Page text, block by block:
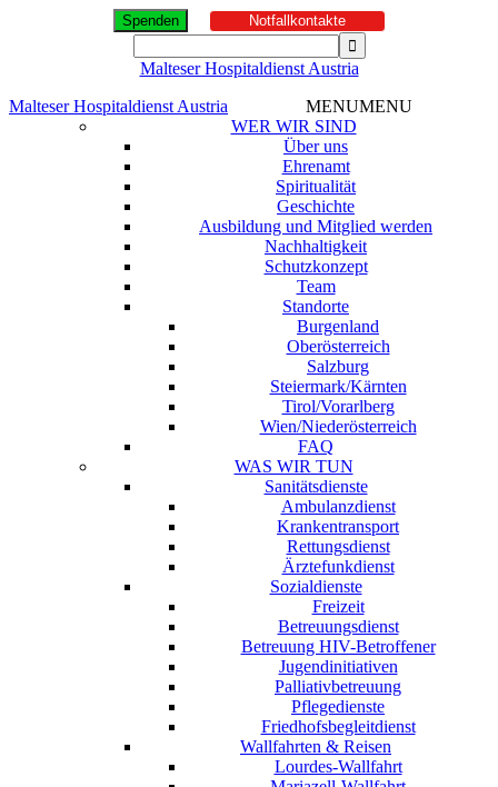
Spenden Notfallkontakte
Malteser Hospitaldienst Austria
Malteser Hospitaldienst Austria
MENUMENU
WER WIR SIND
Über uns
Ehrenamt
Spiritualität
Geschichte
Ausbildung und Mitglied werden
Nachhaltigkeit
Schutzkonzept
Team
Standorte
Burgenland
Oberösterreich
Salzburg
Steiermark/Kärnten
Tirol/Vorarlberg
Wien/Niederösterreich
FAQ
WAS WIR TUN
Sanitätsdienste
Ambulanzdienst
Krankentransport
Rettungsdienst
Ärztefunkdienst
Sozialdienste
Freizeit
Betreuungsdienst
Betreuung HIV-Betroffener
Jugendinitiativen
Palliativbetreuung
Pflegedienste
Friedhofsbegleitdienst
Wallfahrten & Reisen
Lourdes-Wallfahrt